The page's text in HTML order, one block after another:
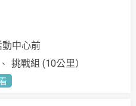
中心前
挑戰組 (10公里）